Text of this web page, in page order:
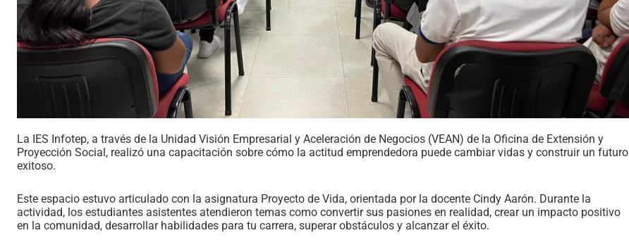
La IES Infotep, a través de la Unidad Visión Empresarial y Aceleración de Negocios (VEAN) de la Oficina de Extensión y
Proyección Social, realizó una capacitación sobre cómo la actitud emprendedora puede cambiar vidas y construir un futuro
exitoso.
Este espacio estuvo articulado con la asignatura Proyecto de Vida, orientada por la docente Cindy Aarón. Durante la
actividad, los estudiantes asistentes atendieron temas como convertir sus pasiones en realidad, crear un impacto positivo
en la comunidad, desarrollar habilidades para tu carrera, superar obstáculos y alcanzar el éxito.